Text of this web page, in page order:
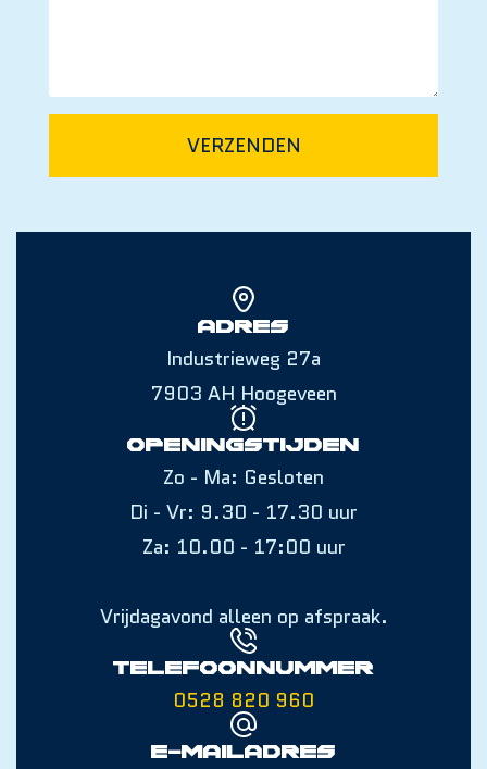
VERZENDEN
Adres
Industrieweg 27a
7903 AH Hoogeveen
Openingstijden
Zo - Ma: Gesloten
Di - Vr: 9.30 - 17.30 uur
Za: 10.00 - 17:00 uur
Vrijdagavond alleen op afspraak.
Telefoonnummer
0528 820 960
E-mailadres